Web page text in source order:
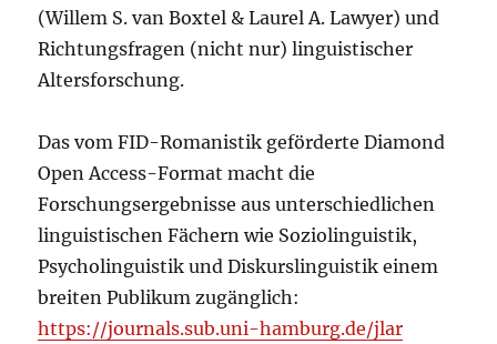
(Willem S. van Boxtel & Laurel A. Lawyer) und
Richtungsfragen (nicht nur) linguistischer
Altersforschung.
Das vom FID-Romanistik geförderte Diamond
Open Access-Format macht die
Forschungsergebnisse aus unterschiedlichen
linguistischen Fächern wie Soziolinguistik,
Psycholinguistik und Diskurslinguistik einem
breiten Publikum zugänglich:
https://journals.sub.uni-hamburg.de/jlar